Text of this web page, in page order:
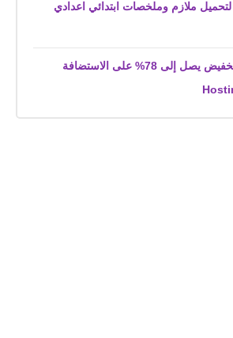
لتحميل ملازم وملخصات ابتدائي اعدادي
دومين مجانى تخفيض يصل إلى 78% على الاستضافة